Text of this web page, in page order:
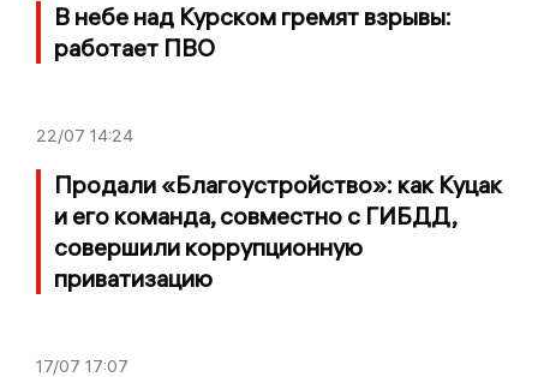
В небе над Курском гремят взрывы:
работает ПВО
22/07 14:24
Продали «Благоустройство»: как Куцак
и его команда, совместно с ГИБДД,
совершили коррупционную
приватизацию
17/07 17:07